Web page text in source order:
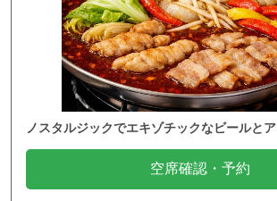
ノスタルジックでエキゾチックなビールと
空席確認・予約